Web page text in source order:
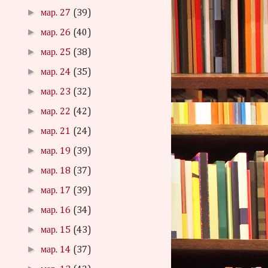
►мар. 27 (39)
►мар. 26 (40)
►мар. 25 (38)
►мар. 24 (35)
►мар. 23 (32)
►мар. 22 (42)
►мар. 21 (24)
►мар. 19 (39)
►мар. 18 (37)
►мар. 17 (39)
►мар. 16 (34)
►мар. 15 (43)
►мар. 14 (37)